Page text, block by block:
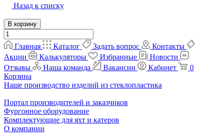
Назад к списку
В корзину
Главная Каталог Задать вопрос
Контакты
Акции
Калькуляторы Избранные
Новости
Отзывы
Наша команда Вакансии Кабинет
0
Корзина
Наше производство изделий из стеклопластика
Портал производителей и заказчиков
Фургонное оборудование
Комплектующие для яхт и катеров
О компании